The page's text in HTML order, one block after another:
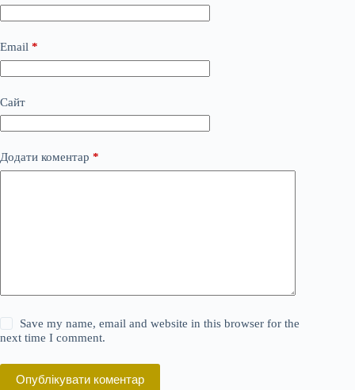
Email *
Сайт
Додати коментар *
Save my name, email and website in this browser for the
next time I comment.
Опублікувати коментар